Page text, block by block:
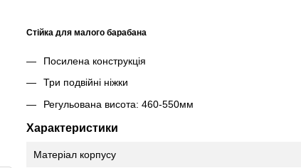
Стійка для малого барабана
Посилена конструкція
Три подвійні ніжки
Регульована висота: 460-550мм
Характеристики
Матеріал корпусу